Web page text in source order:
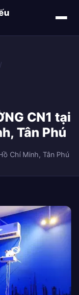
/
CN1 tại
Tân Phú
Chí Minh, Tân Phú